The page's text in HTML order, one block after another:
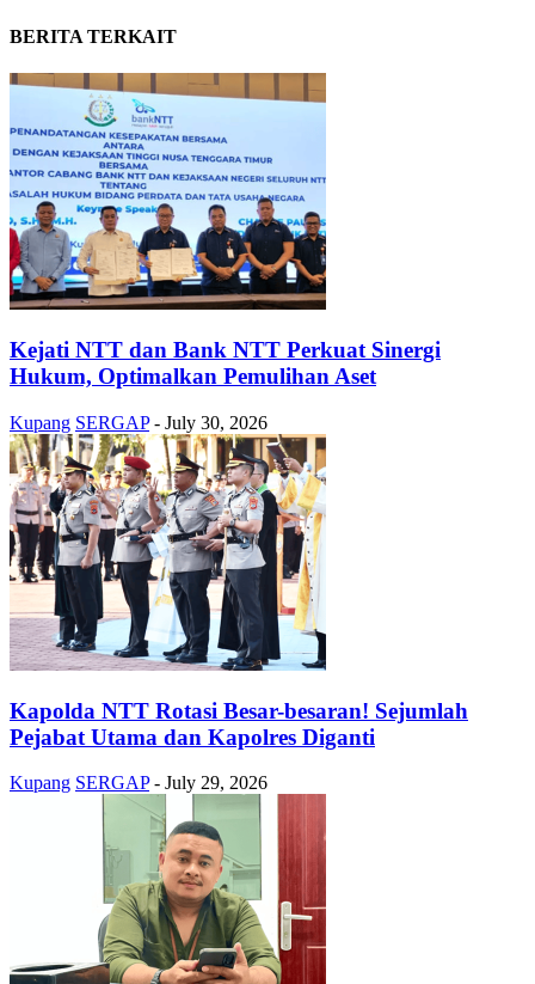
BERITA TERKAIT
Kejati NTT dan Bank NTT Perkuat Sinergi
Hukum, Optimalkan Pemulihan Aset
Kupang SERGAP - July 30, 2026
Kapolda NTT Rotasi Besar-besaran! Sejumlah
Pejabat Utama dan Kapolres Diganti
Kupang SERGAP - July 29, 2026